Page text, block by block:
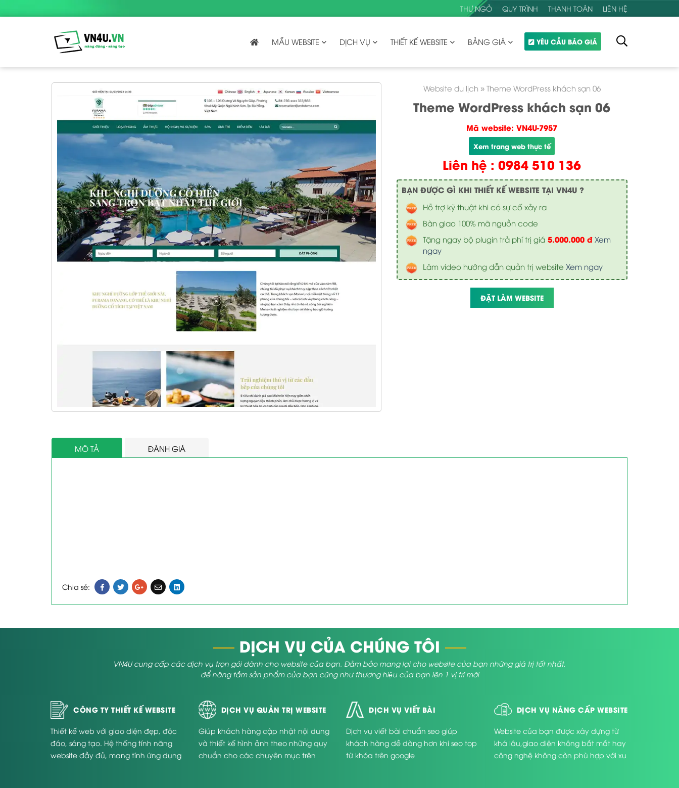
THƯ NGỎ QUY TRÌNH THANH TOÁN LIÊN HỆ
MẪU WEBSITE DỊCH VỤ THIẾT KẾ WEBSITE BẢNG GIÁ YÊU CẦU BÁO GIÁ
Website du lịch » Theme WordPress khách sạn 06
Theme WordPress khách sạn 06
Mã website: VN4U-7957
Xem trang web thực tế
Liên hệ : 0984 510 136
BẠN ĐƯỢC GÌ KHI THIẾT KẾ WEBSITE TẠI VN4U ?
Hỗ trợ kỹ thuật khi có sự cố xảy ra
Bàn giao 100% mã nguồn code
Tặng ngay bộ plugin trả phí trị giá5.000.000 đ Xem
ngay
Làm video hướng dẫn quản trị website Xem ngay
ĐẶT LÀM WEBSITE
MÔ TẢ ĐÁNH GIÁ
Chia sẻ:
DỊCH VỤ CỦA CHÚNG TÔI
VN4U cung cấp các dịch vụ trọn gói dành cho website của bạn. Đảm bảo mang lại cho website của bạn những giá trị tốt nhất,
để nâng tầm sản phẩm của bạn cũng như thương hiệu của bạn lên 1 vị trí mới
CÔNG TY THIẾT KẾ WEBSITE
Thiết kế web với giao diện đẹp, độc
đáo, sáng tạo. Hệ thống tính năng
website đầy đủ, mang tính ứng dụng
DỊCH VỤ QUẢN TRỊ WEBSITE
Giúp khách hàng cập nhật nội dung
và thiết kế hình ảnh theo những quy
chuẩn cho các chuyên mục trên
DỊCH VỤ VIẾT BÀI
Dịch vụ viết bài chuẩn seo giúp
khách hàng dễ dàng hơn khi seo top
từ khóa trên google
DỊCH VỤ NÂNG CẤP WEBSITE
Website của bạn được xây dựng từ
khá lâu,giao diện không bắt mắt hay
công nghệ không còn phù hợp với xu